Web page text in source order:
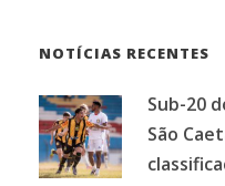
NOTÍCIAS RECENTES
Sub-20
São